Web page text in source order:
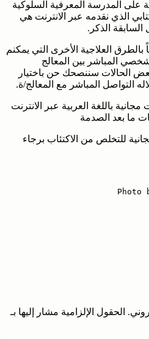
على المدرسة المعرفية السلوكية
الذي نقدمه عبر الانترنت هي
السابقة الذكر.
العلاجية الأخرى التي يمكنم
المباشر بين المعالج
الحالات سننصحك حن باختيار
التواصل المباشر مع المعالج/ة.
باللغة العربية عبر الانترنت
ما بعد الصدمة
للتخلص من الاكتئاب برجاء
Photo
الحقول الإلزامية مشار إليها بـ